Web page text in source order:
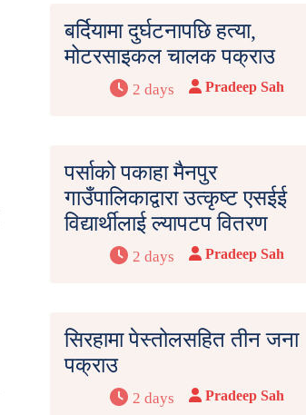
बर्दियामा दुर्घटनापछि हत्या,
मोटरसाइकल चालक पक्राउ
2 days Pradeep Sah
पर्साको पकाहा मैनपुर
गाउँपालिकाद्वारा उत्कृष्ट एसईई
विद्यार्थीलाई ल्यापटप वितरण
2 days Pradeep Sah
सिरहामा पेस्तोलसहित तीन जना
पक्राउ
2 days Pradeep Sah